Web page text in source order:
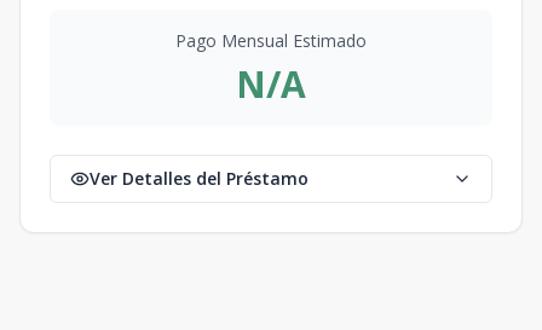
Pago Mensual Estimado
N/A
Ver Detalles del Préstamo